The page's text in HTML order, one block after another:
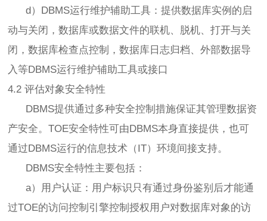
d）DBMS运行维护辅助工具：提供数据库实例的启
动与关闭，数据库或数据文件的联机、脱机、打开与关
闭，数据库检查点控制，数据库日志归档、外部数据导
入等DBMS运行维护辅助工具或接口
4.2 评估对象安全特性
DBMS提供通过多种安全控制措施保证其管理数据资
产安全。TOE安全特性可由DBMS本身直接提供，也可
通过DBMS运行的信息技术（IT）环境间接支持。
DBMS安全特性主要包括：
a）用户认证：用户标识只有通过身份鉴别后才能通
过TOE的访问控制引擎控制授权用户对数据库对象的访